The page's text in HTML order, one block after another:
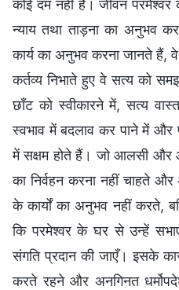
कोई दम नहीं है। जीवन
न्याय तथा ताड़ना का अनुभव
कार्य का अनुभव करना जानते हैं, वे
कर्तव्य निभाते हुए वे सत्य को
छाँट को स्वीकारने में, सत्य
स्वभाव में बदलाव कर पाने में और
में सक्षम होते हैं। जो आलसी और
का निर्वहन करना नहीं चाहते
के कार्यों का अनुभव नहीं करते,
कि परमेश्वर के घर से उन्हें
संगति प्रदान की जाएँ। इसके
करते रहने और अनगिनत